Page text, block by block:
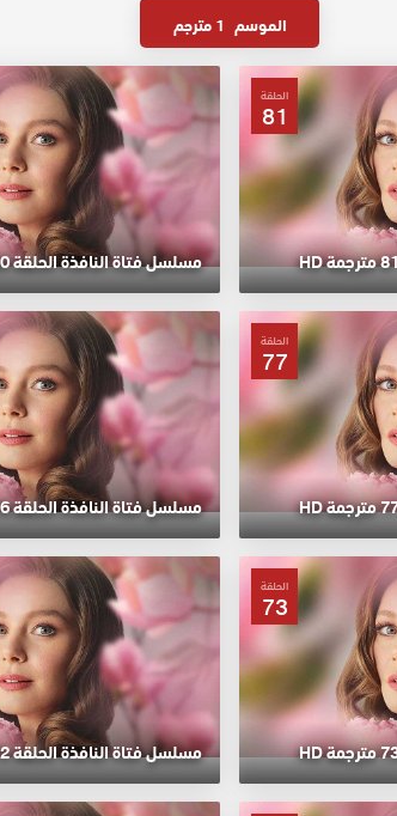
الموسم 1 مترجم
الحلقة
81
مسلسل فتاة النافذة الحلقة 80 مترجمة HD
الحلقة
77
مسلسل فتاة النافذة الحلقة 76 مترجمة HD
الحلقة
73
مسلسل فتاة النافذة الحلقة 72 مترجمة HD